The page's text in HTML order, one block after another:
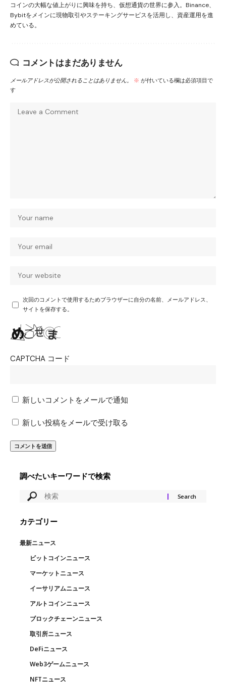
コインの大幅な値上がりに興味を持ち、仮想通貨の世界に参入。Binance、
Bybitをメインに現物取引やステーキングサービスを活用し、資産運用を進
めている。
コメントはまだありません
メールアドレスが公開されることはありません。 ※ が付いている欄は必須項目で
す
次回のコメントで使用するためブラウザーに自分の名前、メールアドレス、
サイトを保存する。
CAPTCHA コード
新しいコメントをメールで通知
新しい投稿をメールで受け取る
調べたいキーワードで検索
カテゴリー
最新ニュース
ビットコインニュース
マーケットニュース
イーサリアムニュース
アルトコインニュース
ブロックチェーンニュース
取引所ニュース
DeFiニュース
Web3ゲームニュース
NFTニュース